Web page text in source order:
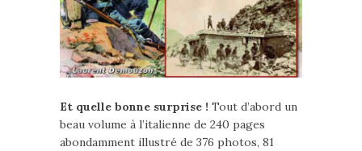
Et quelle bonne surprise ! Tout d’abord un
beau volume à l’italienne de 240 pages
abondamment illustré de 376 photos, 81